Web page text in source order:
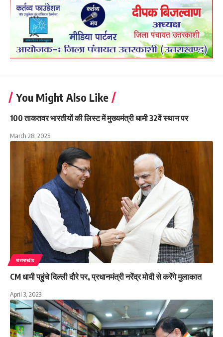
You Might Also Like
100 ताकतवर भारतीयों की लिस्ट में मुख्यमंत्री धामी 32वें स्थान पर
March 28, 2025
उत्तराखंड
CM धामी पहुंचे दिल्ली दौरे पर, प्रधानमंत्री नरेंद्र मोदी से करेंगे मुलाकात
April 3, 2023